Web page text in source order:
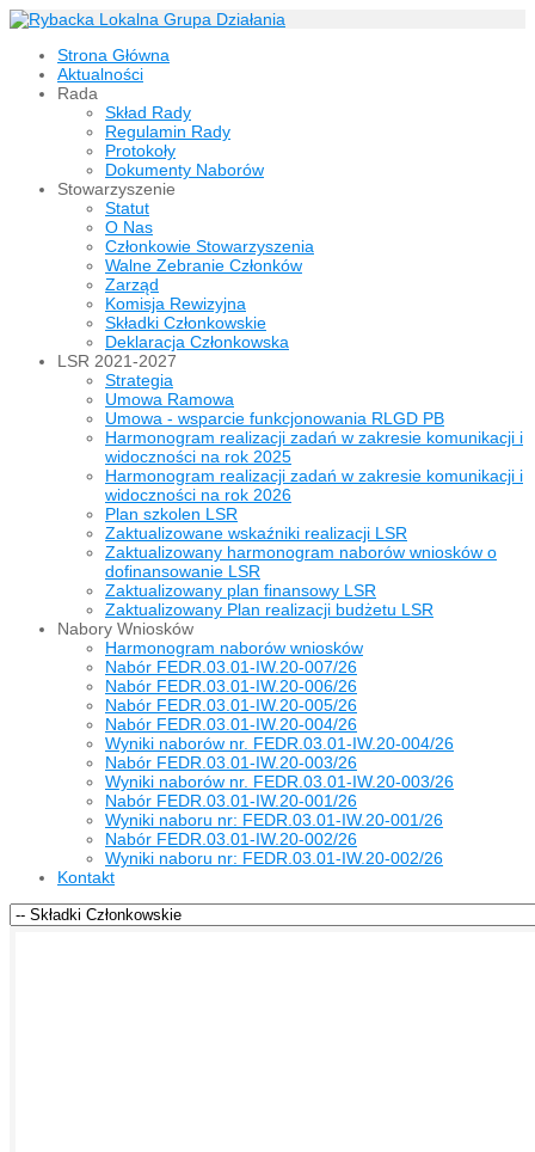
Strona Główna
Aktualności
Rada
Skład Rady
Regulamin Rady
Protokoły
Dokumenty Naborów
Stowarzyszenie
Statut
O Nas
Członkowie Stowarzyszenia
Walne Zebranie Członków
Zarząd
Komisja Rewizyjna
Składki Członkowskie
Deklaracja Członkowska
LSR 2021-2027
Strategia
Umowa Ramowa
Umowa - wsparcie funkcjonowania RLGD PB
Harmonogram realizacji zadań w zakresie komunikacji i
widoczności na rok 2025
Harmonogram realizacji zadań w zakresie komunikacji i
widoczności na rok 2026
Plan szkolen LSR
Zaktualizowane wskaźniki realizacji LSR
Zaktualizowany harmonogram naborów wniosków o
dofinansowanie LSR
Zaktualizowany plan finansowy LSR
Zaktualizowany Plan realizacji budżetu LSR
Nabory Wniosków
Harmonogram naborów wniosków
Nabór FEDR.03.01-IW.20-007/26
Nabór FEDR.03.01-IW.20-006/26
Nabór FEDR.03.01-IW.20-005/26
Nabór FEDR.03.01-IW.20-004/26
Wyniki naborów nr. FEDR.03.01-IW.20-004/26
Nabór FEDR.03.01-IW.20-003/26
Wyniki naborów nr. FEDR.03.01-IW.20-003/26
Nabór FEDR.03.01-IW.20-001/26
Wyniki naboru nr: FEDR.03.01-IW.20-001/26
Nabór FEDR.03.01-IW.20-002/26
Wyniki naboru nr: FEDR.03.01-IW.20-002/26
Kontakt